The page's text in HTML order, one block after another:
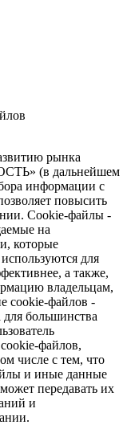
рынка
(в дальнейшем
информации с
повысить
Сookie-файлы -
на
которые
для
а также,
владельцам,
cookie-файлов -
большинства
файлов,
числе с тем, что
и иные данные
передавать их
и